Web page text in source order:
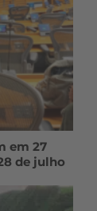
em 27
de julho